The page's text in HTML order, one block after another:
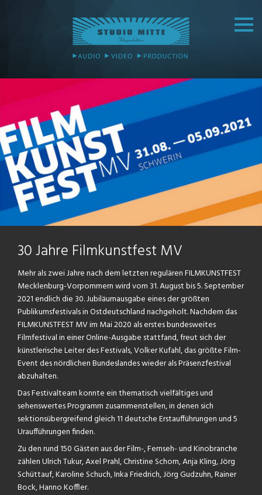
30 Jahre Filmkunstfest MV
Mehr als zwei Jahre nach dem letzten regulären FILMKUNSTFEST
Mecklenburg-Vorpommern wird vom 31. August bis 5. September
2021 endlich die 30. Jubiläumausgabe eines der größten
Publikumsfestivals in Ostdeutschland nachgeholt. Nachdem das
FILMKUNSTFEST MV im Mai 2020 als erstes bundesweites
Filmfestival in einer Online-Ausgabe stattfand, freut sich der
künstlerische Leiter des Festivals, Volker Kufahl, das größte Film-
Event des nördlichen Bundeslandes wieder als Präsenzfestival
abzuhalten.
Das Festivalteam konnte ein thematisch vielfältiges und
sehenswertes Programm zusammenstellen, in denen sich
sektionsübergreifend gleich 11 deutsche Erstaufführungen und 5
Uraufführungen finden.
Zu den rund 150 Gästen aus der Film-, Fernseh- und Kinobranche
zählen Ulrich Tukur, Axel Prahl, Christine Schorn, Anja Kling, Jörg
Schüttauf, Karoline Schuch, Inka Friedrich, Jörg Gudzuhn, Rainer
Bock, Hanno Koffler.